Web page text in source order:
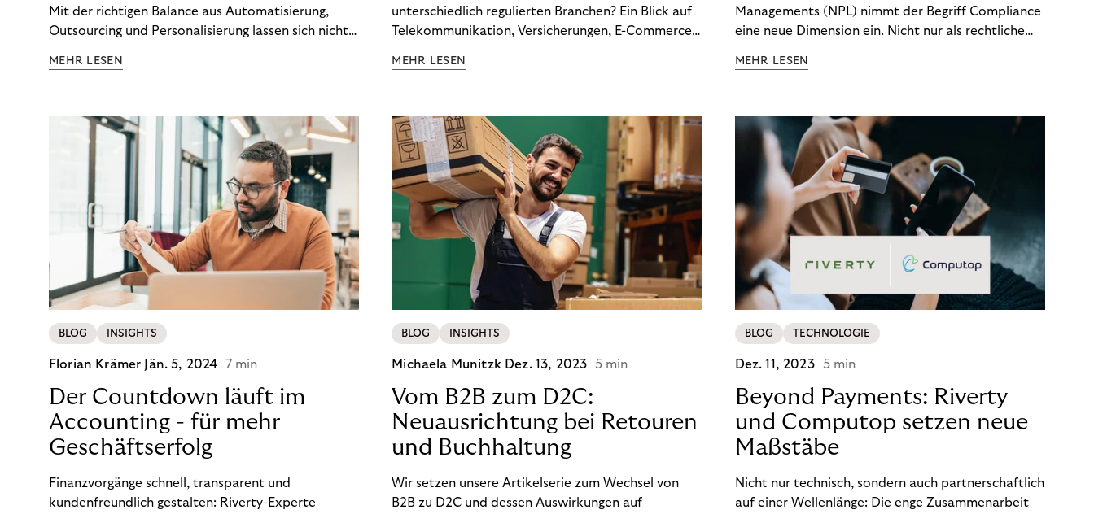
Mit der richtigen Balance aus Automatisierung,
Outsourcing und Personalisierung lassen sich nicht
Ergebnisse sichern. Riverty zeigt, wie Recovery-
MEHR LESEN
unterschiedlich regulierten Branchen? Ein Blick auf
Telekommunikation, Versicherungen, E-Commerce
wirksam reduzieren will, braucht keine
MEHR LESEN
Managements (NPL) nimmt der Begriff Compliance
eine neue Dimension ein. Nicht nur als rechtliche
Wettbewerbsvorteil. In einem Umfeld steigender
(DSGVO) – geraten viele Unternehmen an die
Grenzen traditioneller Compliance-Mechanismen.
MEHR LESEN
BLOG INSIGHTS
Florian Krämer Jän. 5, 2024 7 min
Der Countdown läuft im
Accounting - für mehr
Geschäftserfolg
Finanzvorgänge schnell, transparent und
kundenfreundlich gestalten: Riverty-Experte
BLOG INSIGHTS
Michaela Munitzk Dez. 13, 2023 5 min
Vom B2B zum D2C:
Neuausrichtung bei Retouren
und Buchhaltung
Wir setzen unsere Artikelserie zum Wechsel von
B2B zu D2C und dessen Auswirkungen auf
BLOG TECHNOLOGIE
Dez. 11, 2023 5 min
Beyond Payments: Riverty
und Computop setzen neue
Maßstäbe
Nicht nur technisch, sondern auch partnerschaftlich
auf einer Wellenlänge: Die enge Zusammenarbeit